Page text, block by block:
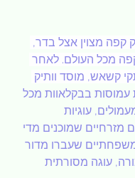
קפה מצוין אצל בדר,
מכל העולם. לאחר
קשאש, מוסד וותיק
עמוסות בבקלאוות מכל
עוגיות
מזרחיים שמוכנים מדי
משפחתיים שעברו מדור
עוגה מסורתית